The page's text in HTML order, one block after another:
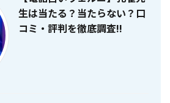
生は当たる？当たらない？口
コミ・評判を徹底調査!!